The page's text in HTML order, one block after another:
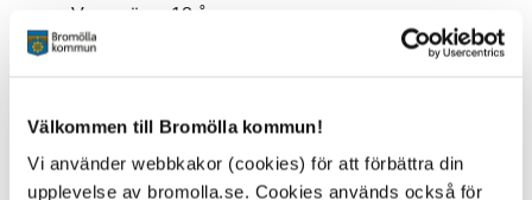
Välkommen till Bromölla kommun!
Vi använder webbkakor (cookies) för att förbättra din
upplevelse av bromolla.se. Cookies används också för
Vuxna över 18 år.
God man/Förvaltare.
med hjälp av vårdnadshavare.
Vad händer sen?